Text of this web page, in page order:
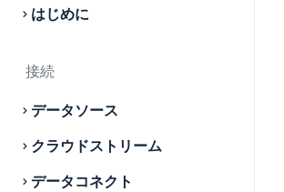
はじめに
接続
データソース
クラウドストリーム
データコネクト